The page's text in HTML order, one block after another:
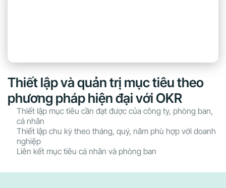
Thiết lập và quản trị mục tiêu theo
phương pháp hiện đại với OKR
Thiết lập mục tiêu cần đạt được của công ty, phòng ban,
cá nhân
Thiết lập chu kỳ theo tháng, quý, năm phù hợp với doanh
nghiệp
Liên kết mục tiêu cá nhân và phòng ban